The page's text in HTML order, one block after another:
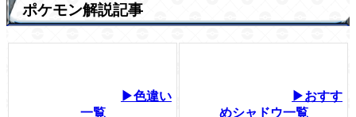
ポケモン解説記事
▶色違い
一覧
▶おすす
めシャドウ一覧